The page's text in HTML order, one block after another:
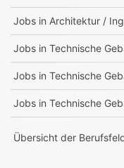
Jobs in Architektur /
Jobs in Technische
Jobs in Technische
Jobs in Technische
Übersicht der